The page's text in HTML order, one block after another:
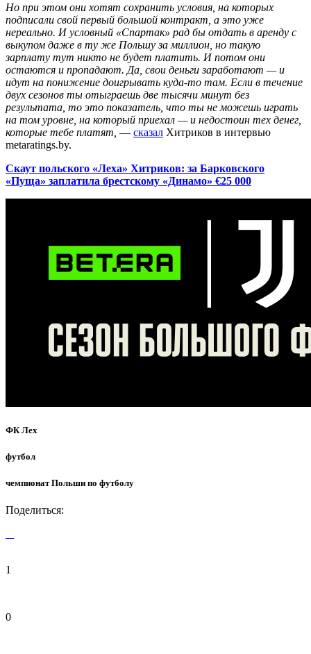
Но при этом они хотят сохранить условия, на которых
подписали свой первый большой контракт, а это уже
нереально. И условный «Спартак» рад бы отдать в аренду с
выкупом даже в ту же Польшу за миллион, но такую
зарплату тут никто не будет платить. И потом они
остаются и пропадают. Да, свои деньги заработают — и
идут на понижение доигрывать куда-то там. Если в течение
двух сезонов ты отыграешь две тысячи минут без
результата, то это показатель, что ты не можешь играть
на том уровне, на который приехал — и недостоин тех денег,
которые тебе платят, — сказал Хитриков в интервью
metaratings.by.
Скаут польского «Леха» Хитриков: за Барковского
«Пуща» заплатила брестскому «Динамо» €25 000
ФК Лех
футбол
чемпионат Польши по футболу
Поделиться:
1
0